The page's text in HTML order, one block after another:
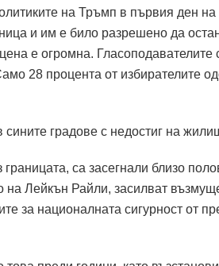
на Тръмп в първия ден
и им е било разрешено да
е огромна. Гласоподавателите
28 процента от избирателите
сините градове с недостиг на
са засегнали близо
на Лейкън Райли, засилват
за националната сигурност от